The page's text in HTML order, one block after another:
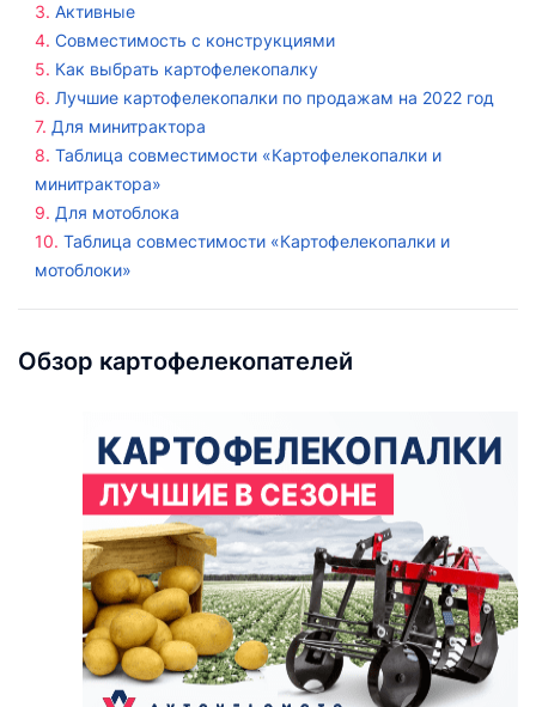
Активные
Совместимость с конструкциями
Как выбрать картофелекопалку
Лучшие картофелекопалки по продажам на 2022 год
Для минитрактора
Таблица совместимости «Картофелекопалки и
минитрактора»
Для мотоблока
Таблица совместимости «Картофелекопалки и
мотоблоки»
Обзор картофелекопателей